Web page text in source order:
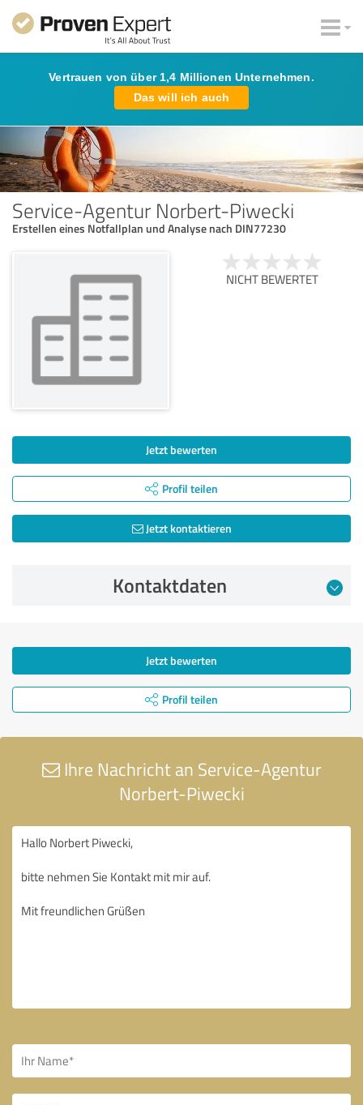
Vertrauen von über 1,4 Millionen Unternehmen.
Das will ich auch
Service-Agentur Norbert-Piwecki
Erstellen eines Notfallplan und Analyse nach DIN77230
NICHT BEWERTET
Jetzt bewerten
Profil teilen
Jetzt kontaktieren
Kontaktdaten
Jetzt bewerten
Profil teilen
Ihre Nachricht an Service-Agentur
Norbert-Piwecki